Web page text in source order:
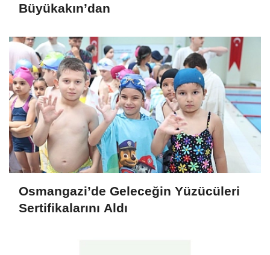
Büyükakın’dan
Osmangazi’de Geleceğin Yüzücüleri
Sertifikalarını Aldı